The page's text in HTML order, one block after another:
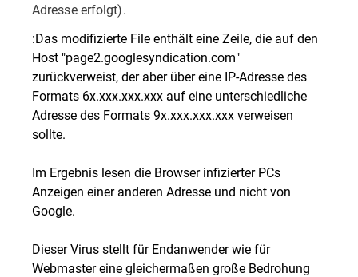
Adresse erfolgt).
:Das modifizierte File enthält eine Zeile, die auf den
Host "page2.googlesyndication.com"
zurückverweist, der aber über eine IP-Adresse des
Formats 6x.xxx.xxx.xxx auf eine unterschiedliche
Adresse des Formats 9x.xxx.xxx.xxx verweisen
sollte.
Im Ergebnis lesen die Browser infizierter PCs
Anzeigen einer anderen Adresse und nicht von
Google.
Dieser Virus stellt für Endanwender wie für
Webmaster eine gleichermaßen große Bedrohung